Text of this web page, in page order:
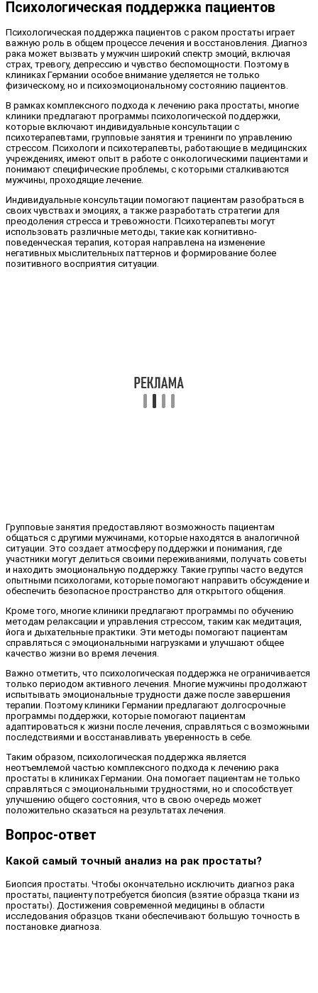
Психологическая поддержка пациентов
Психологическая поддержка пациентов с раком простаты играет
важную роль в общем процессе лечения и восстановления. Диагноз
рака может вызвать у мужчин широкий спектр эмоций, включая
страх, тревогу, депрессию и чувство беспомощности. Поэтому в
клиниках Германии особое внимание уделяется не только
физическому, но и психоэмоциональному состоянию пациентов.
В рамках комплексного подхода к лечению рака простаты, многие
клиники предлагают программы психологической поддержки,
которые включают индивидуальные консультации с
психотерапевтами, групповые занятия и тренинги по управлению
стрессом. Психологи и психотерапевты, работающие в медицинских
учреждениях, имеют опыт в работе с онкологическими пациентами и
понимают специфические проблемы, с которыми сталкиваются
мужчины, проходящие лечение.
Индивидуальные консультации помогают пациентам разобраться в
своих чувствах и эмоциях, а также разработать стратегии для
преодоления стресса и тревожности. Психотерапевты могут
использовать различные методы, такие как когнитивно-
поведенческая терапия, которая направлена на изменение
негативных мыслительных паттернов и формирование более
позитивного восприятия ситуации.
Групповые занятия предоставляют возможность пациентам
общаться с другими мужчинами, которые находятся в аналогичной
ситуации. Это создает атмосферу поддержки и понимания, где
участники могут делиться своими переживаниями, получать советы
и находить эмоциональную поддержку. Такие группы часто ведутся
опытными психологами, которые помогают направить обсуждение и
обеспечить безопасное пространство для открытого общения.
Кроме того, многие клиники предлагают программы по обучению
методам релаксации и управления стрессом, таким как медитация,
йога и дыхательные практики. Эти методы помогают пациентам
справляться с эмоциональными нагрузками и улучшают общее
качество жизни во время лечения.
Важно отметить, что психологическая поддержка не ограничивается
только периодом активного лечения. Многие мужчины продолжают
испытывать эмоциональные трудности даже после завершения
терапии. Поэтому клиники Германии предлагают долгосрочные
программы поддержки, которые помогают пациентам
адаптироваться к жизни после лечения, справляться с возможными
последствиями и восстанавливать уверенность в себе.
Таким образом, психологическая поддержка является
неотъемлемой частью комплексного подхода к лечению рака
простаты в клиниках Германии. Она помогает пациентам не только
справляться с эмоциональными трудностями, но и способствует
улучшению общего состояния, что в свою очередь может
положительно сказаться на результатах лечения.
Вопрос-ответ
Какой самый точный анализ на рак простаты?
Биопсия простаты. Чтобы окончательно исключить диагноз рака
простаты, пациенту потребуется биопсия (взятие образца ткани из
простаты). Достижения современной медицины в области
исследования образцов ткани обеспечивают большую точность в
постановке диагноза.